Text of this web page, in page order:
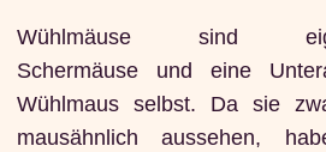
Wühlmäuse sind
Schermäuse und eine
Wühlmaus selbst. Da sie
mausähnlich aussehen,